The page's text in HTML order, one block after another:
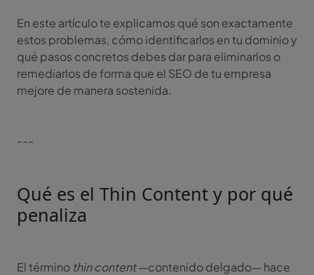
En este artículo te explicamos qué son exactamente
estos problemas, cómo identificarlos en tu dominio y
qué pasos concretos debes dar para eliminarlos o
remediarlos de forma que el SEO de tu empresa
mejore de manera sostenida.
---
Qué es el Thin Content y por qué
penaliza
El término thin content—contenido delgado— hace